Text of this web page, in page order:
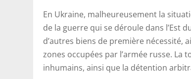
En Ukraine, malheureusement la
de la guerre qui se déroule dans l’Est
d’autres biens de première nécessité,
zones occupées par l’armée russe.
inhumains, ainsi que la détention